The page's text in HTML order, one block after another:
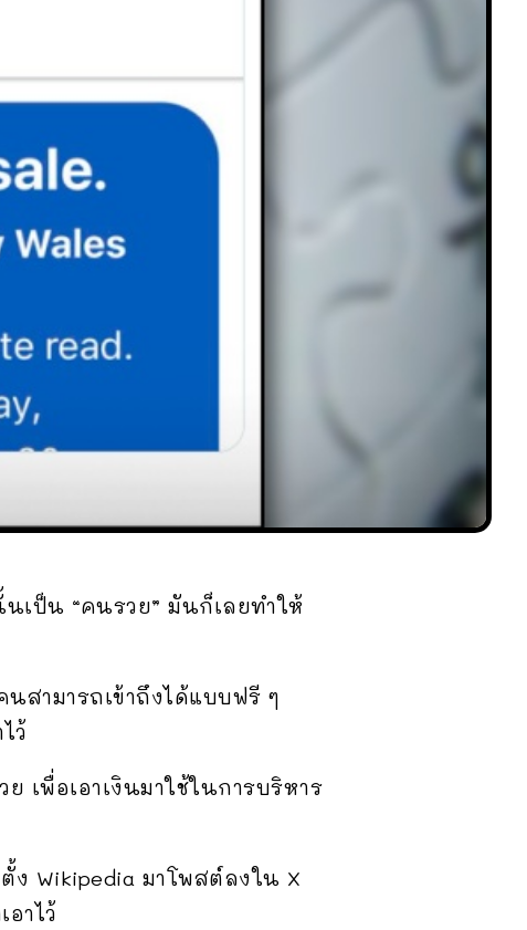
เป็น “คนรวย” มันก็เลยทำให้
ามารถเข้าถึงได้แบบฟรี ๆ
ว้
เพื่อเอาเงินมาใช้ในการบริหาร
ง Wikipedia มาโพสต์ลงใน X
าไว้